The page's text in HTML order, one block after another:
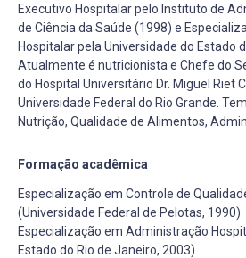
Executivo Hospitalar pelo Instituto de
de Ciência da Saúde (1998) e
Hospitalar pela Universidade do Estado
Atualmente é nutricionista e Chefe do
do Hospital Universitário Dr. Miguel Riet
Universidade Federal do Rio Grande.
Nutrição, Qualidade de Alimentos,
Formação acadêmica
Especialização em Controle de
(Universidade Federal de Pelotas, 1990)
Especialização em Administração
Estado do Rio de Janeiro, 2003)